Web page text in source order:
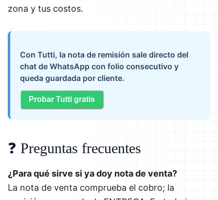
zona y tus costos.
Con Tutti, la nota de remisión sale directo del
chat de WhatsApp con folio consecutivo y
queda guardada por cliente.
Probar Tutti gratis
❓ Preguntas frecuentes
¿Para qué sirve si ya doy nota de venta?
La nota de venta comprueba el cobro; la